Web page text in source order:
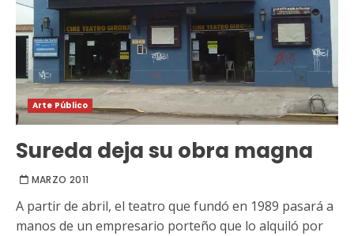
Arte Público
Sureda deja su obra magna
MARZO 2011
A partir de abril, el teatro que fundó en 1989 pasará a
manos de un empresario porteño que lo alquiló por